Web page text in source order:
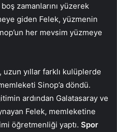
zamanlarını yüzerek
giden Felek, yüzmenin
her mevsim yüzmeye
yıllar farklı kulüplerde
Sinop’a döndü.
ardından Galatasaray ve
Felek, memleketine
öğretmenliği yaptı. Spor